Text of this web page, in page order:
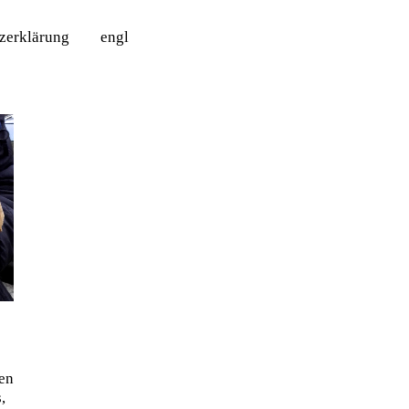
engl